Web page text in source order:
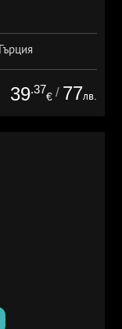
39.37
€ / 77лв.